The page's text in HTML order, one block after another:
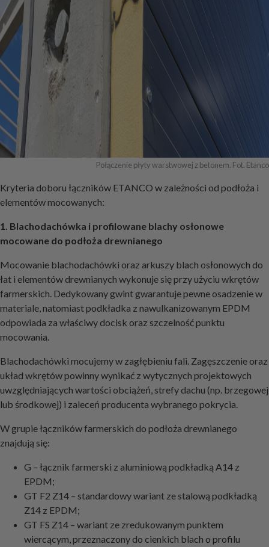
Połączenie płyty warstwowej z betonem. Fot. Etanco
Kryteria doboru łączników ETANCO w zależności od podłoża i
elementów mocowanych:
1. Blachodachówka i profilowane blachy osłonowe
mocowane do podłoża drewnianego
Mocowanie blachodachówki oraz arkuszy blach osłonowych do
łat i elementów drewnianych wykonuje się przy użyciu wkrętów
farmerskich. Dedykowany gwint gwarantuje pewne osadzenie w
materiale, natomiast podkładka z nawulkanizowanym EPDM
odpowiada za właściwy docisk oraz szczelność punktu
mocowania.
Blachodachówki mocujemy w zagłębieniu fali. Zagęszczenie oraz
układ wkrętów powinny wynikać z wytycznych projektowych
uwzględniających wartości obciążeń, strefy dachu (np. brzegowej
lub środkowej) i zaleceń producenta wybranego pokrycia.
W grupie łączników farmerskich do podłoża drewnianego
znajdują się:
G – łącznik farmerski z aluminiową podkładką A14 z
EPDM;
GT F2 Z14 – standardowy wariant ze stalową podkładką
Z14 z EPDM;
GT FS Z14 – wariant ze zredukowanym punktem
wiercącym, przeznaczony do cienkich blach o profilu